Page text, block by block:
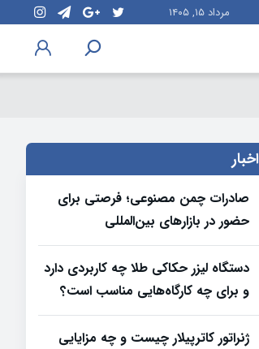
مرداد ۱۵, ۱۴۰۵
اخبار
صادرات چمن مصنوعی؛ فرصتی برای
حضور در بازارهای بین‌المللی
دستگاه لیزر حکاکی طلا چه کاربردی دارد
و برای چه کارگاه‌هایی مناسب است؟
ژنراتور کاترپیلار چیست و چه مزایایی